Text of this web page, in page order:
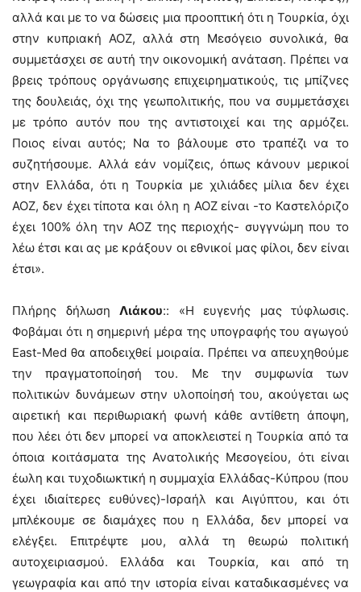
αλλά και με το να δώσεις μια προοπτική ότι η Τουρκία, όχι
στην κυπριακή ΑΟΖ, αλλά στη Μεσόγειο συνολικά, θα
συμμετάσχει σε αυτή την οικονομική ανάταση. Πρέπει να
βρεις τρόπους οργάνωσης επιχειρηματικούς, τις μπίζνες
της δουλειάς, όχι της γεωπολιτικής, που να συμμετάσχει
με τρόπο αυτόν που της αντιστοιχεί και της αρμόζει.
Ποιος είναι αυτός; Να το βάλουμε στο τραπέζι να το
συζητήσουμε. Αλλά εάν νομίζεις, όπως κάνουν μερικοί
στην Ελλάδα, ότι η Τουρκία με χιλιάδες μίλια δεν έχει
ΑΟΖ, δεν έχει τίποτα και όλη η ΑΟΖ είναι -το Καστελόριζο
έχει 100% όλη την ΑΟΖ της περιοχής- συγγνώμη που το
λέω έτσι και ας με κράξουν οι εθνικοί μας φίλοι, δεν είναι
έτσι».
Πλήρης δήλωση Λιάκου:: «Η ευγενής μας τύφλωσις.
Φοβάμαι ότι η σημερινή μέρα της υπογραφής του αγωγού
East-Med θα αποδειχθεί μοιραία. Πρέπει να απευχηθούμε
την πραγματοποίησή του. Με την συμφωνία των
πολιτικών δυνάμεων στην υλοποίησή του, ακούγεται ως
αιρετική και περιθωριακή φωνή κάθε αντίθετη άποψη,
που λέει ότι δεν μπορεί να αποκλειστεί η Τουρκία από τα
όποια κοιτάσματα της Ανατολικής Μεσογείου, ότι είναι
έωλη και τυχοδιωκτική η συμμαχία Ελλάδας-Κύπρου (που
έχει ιδιαίτερες ευθύνες)-Ισραήλ και Αιγύπτου, και ότι
μπλέκουμε σε διαμάχες που η Ελλάδα, δεν μπορεί να
ελέγξει. Επιτρέψτε μου, αλλά τη θεωρώ πολιτική
αυτοχειριασμού. Ελλάδα και Τουρκία, και από τη
γεωγραφία και από την ιστορία είναι καταδικασμένες να